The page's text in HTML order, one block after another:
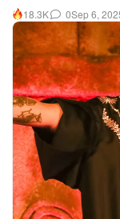
18.3K 0Sep 6,